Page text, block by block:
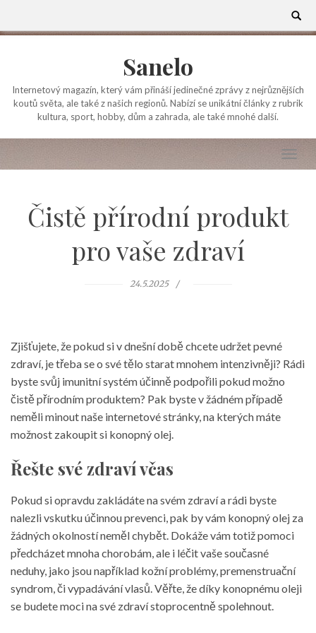
Search
Sanelo
Internetový magazín, který vám přináší jedinečné zprávy z nejrůznějších
koutů světa, ale také z našich regionů. Nabízí se unikátní články z rubrik
kultura, sport, hobby, dům a zahrada, ale také mnohé další.
Čistě přírodní produkt
pro vaše zdraví
24.5.2025
Zjišťujete, že pokud si v dnešní době chcete udržet pevné
zdraví, je třeba se o své tělo starat mnohem intenzivněji? Rádi
byste svůj imunitní systém účinně podpořili pokud možno
čistě přírodním produktem? Pak byste v žádném případě
neměli minout naše internetové stránky, na kterých máte
možnost zakoupit si konopný olej
Řešte své zdraví včas
Pokud si opravdu zakládáte na svém zdraví a rádi byste
nalezli vskutku účinnou prevenci, pak by vám konopný olej za
žádných okolností neměl chybět. Dokáže vám totiž pomoci
předcházet mnoha chorobám, ale i léčit vaše současné
neduhy, jako jsou například kožní problémy, premenstruační
syndrom, či vypadávání vlasů. Věřte, že díky konopnému oleji
se budete moci na své zdraví stoprocentně spolehnout.